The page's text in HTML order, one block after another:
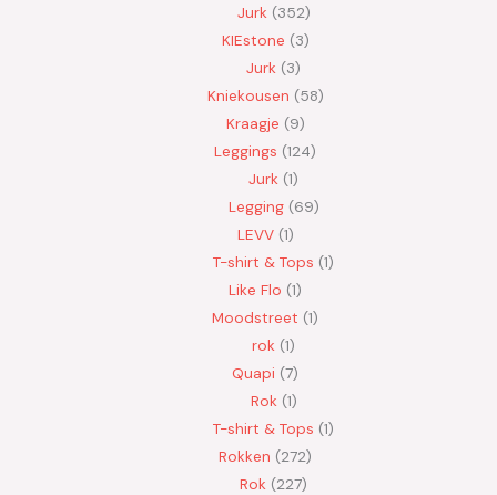
Jurk 352
KIEstone 3
Jurk 3
Kniekousen 58
Kraagje 9
Leggings 124
Jurk 1
Legging 69
LEVV 1
T-shirt & Tops 1
Like Flo 1
Moodstreet 1
rok 1
Quapi 7
Rok 1
T-shirt & Tops 1
Rokken 272
Rok 227